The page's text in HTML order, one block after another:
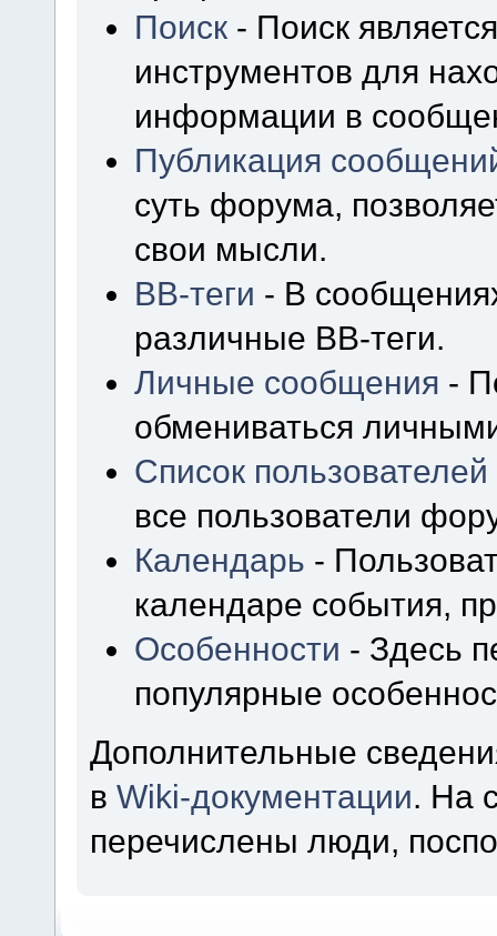
Поиск - Поиск
инструментов для
информации в
Публикация
суть форума,
свои мысли.
BB-теги - В
различные BB-теги.
Личные сообщения -
обмениваться
Список пользователей
все пользователи
Календарь -
календаре события,
Особенности - Здесь
популярные
Дополнительные
вWiki-документации. На
перечислены люди,